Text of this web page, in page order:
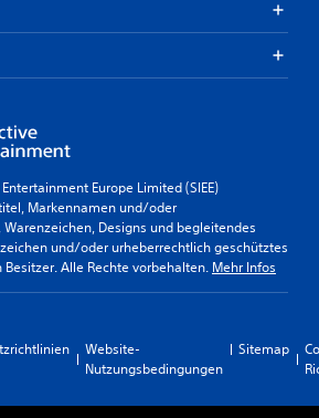
Europe Limited (SIEE)
Markennamen und/oder
Designs und begleitendes
und/oder urheberrechtlich geschütztes
Alle Rechte vorbehalten. Mehr Infos
Website-
Nutzungsbedingungen
Sitemap